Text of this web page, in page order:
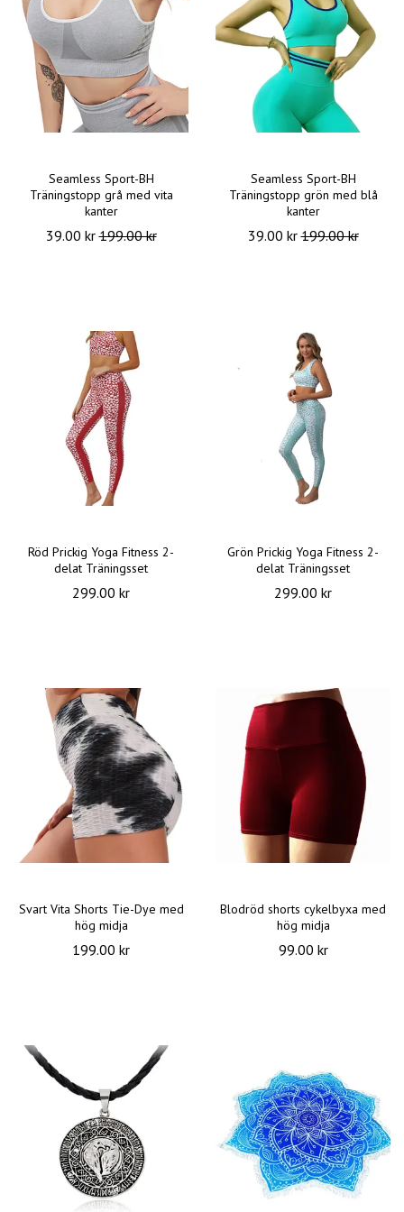
Seamless Sport-BH
Träningstopp grå med vita
kanter
39.00 kr199.00 kr
Seamless Sport-BH
Träningstopp grön med blå
kanter
39.00 kr199.00 kr
Röd Prickig Yoga Fitness 2-
delat Träningsset
299.00 kr
Grön Prickig Yoga Fitness 2-
delat Träningsset
299.00 kr
Svart Vita Shorts Tie-Dye med
hög midja
199.00 kr
Blodröd shorts cykelbyxa med
hög midja
99.00 kr